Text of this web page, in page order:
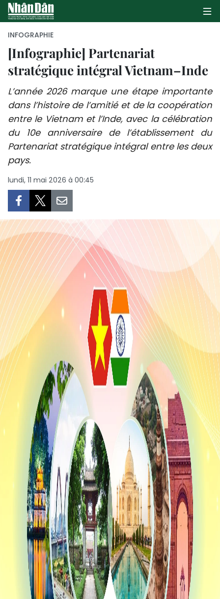
PAGE D'ACCUEIL
POLITIQUE
ÉCONOMIE
SOCIÉTÉ
TOURISME
SPORT
FRANCOPHONIE
PAYS NATAL
INTERNATIONAL
MÉGASTORIE
INFOGRAPHIE
PHOTO
VIDÉO
À PROPOS DU "PEUPLE"
TIẾNG VIỆT
ENGLISH
中文
РУССКИЙ
ESPAÑOL
INFOGRAPHIE
[Infographie] Partenariat
stratégique intégral Vietnam–Inde
L’année 2026 marque une étape importante
dans l’histoire de l’amitié et de la coopération
entre le Vietnam et l’Inde, avec la célébration
du 10e anniversaire de l’établissement du
Partenariat stratégique intégral entre les deux
pays.
lundi, 11 mai 2026 à 00:45